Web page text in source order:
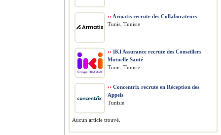
›› Armatis recrute des Collaborateurs
Tunis, Tunisie
›› IKI Assurance recrute des Conseillers
Mutuelle Santé
Tunis, Tunisie
›› Concentrix recrute en Réception des
Appels
Tunisie
Aucun article trouvé.